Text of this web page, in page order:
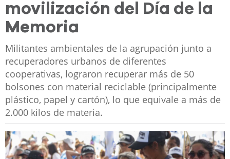
movilización del Día de la
Memoria
Militantes ambientales de la agrupación junto a
recuperadores urbanos de diferentes
cooperativas, lograron recuperar más de 50
bolsones con material reciclable (principalmente
plástico, papel y cartón), lo que equivale a más de
2.000 kilos de materia.